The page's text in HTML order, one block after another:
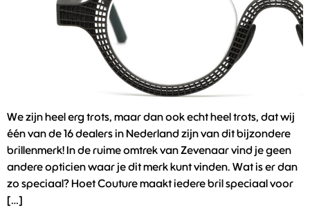
We zijn heel erg trots, maar dan ook echt heel trots, dat wij
één van de 16 dealers in Nederland zijn van dit bijzondere
brillenmerk! In de ruime omtrek van Zevenaar vind je geen
andere opticien waar je dit merk kunt vinden. Wat is er dan
zo speciaal? Hoet Couture maakt iedere bril speciaal voor
[…]